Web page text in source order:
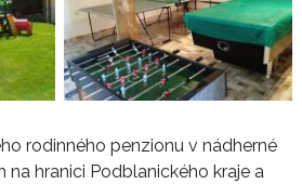
rodinného penzionu v nádherné
na hranici Podblanického kraje a